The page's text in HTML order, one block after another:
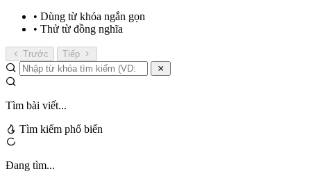
• Dùng từ khóa ngắn gọn
• Thử từ đồng nghĩa
Trước Tiếp
Tìm bài viết...
Tìm kiếm phổ biến
Đang tìm...